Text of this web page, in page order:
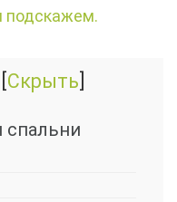
подскажем.
Скрыть
спальни